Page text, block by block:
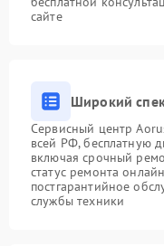
сайте
Широкий
Сервисный центр
всей РФ, бесплатную
включая срочный
статус ремонта
постгарантийное
службы техники